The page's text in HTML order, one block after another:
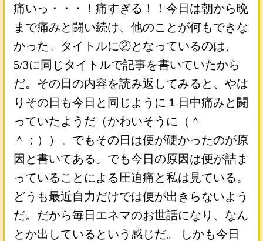
痛いっ・・・！痛すぎる！！今日は朝から晩
まで痛みと闘い続け、他のことが何もできな
かった。タイトルに②となっているのは、
5/3に同じタイトルで記事を書いていたから
だ。その日の内容を読み返してみると、やは
りその日も今日と同じように１日中痛みと闘
っていたようだ（かわいそうに（＾
＾；））。でもその日は便が硬かったのが原
因と書いてある。でも今日の原因は便が詰ま
っていることによる圧迫痛と私は見ている。
どうも最近自力だけでは便が出きらないよう
だ。だから毎日エネマのお世話になり、なん
とか出しているという感じだ。 しかも今日